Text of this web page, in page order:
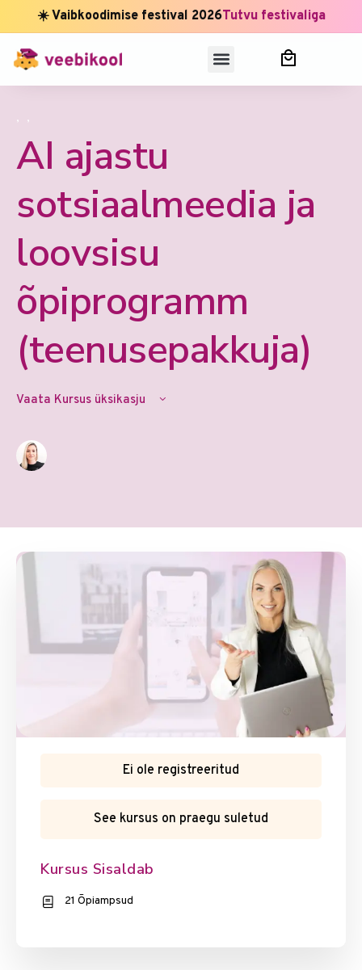
☀️ Vaibkoodimise festival 2026Tutvu festivaliga
, ,
AI ajastu
sotsiaalmeedia ja
loovsisu
õpiprogramm
(teenusepakkuja)
Vaata Kursus üksikasju
Ei ole registreeritud
See kursus on praegu suletud
Kursus Sisaldab
21 Õpiampsud